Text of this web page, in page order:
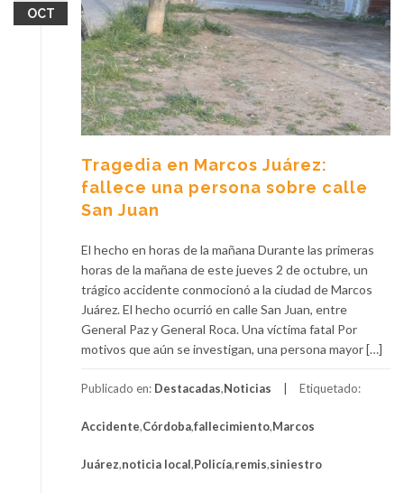
OCT
Tragedia en Marcos Juárez:
fallece una persona sobre calle
San Juan
El hecho en horas de la mañana Durante las primeras
horas de la mañana de este jueves 2 de octubre, un
trágico accidente conmocionó a la ciudad de Marcos
Juárez. El hecho ocurrió en calle San Juan, entre
General Paz y General Roca. Una víctima fatal Por
motivos que aún se investigan, una persona mayor […]
Publicado en: Destacadas,Noticias Etiquetado:
Accidente,Córdoba,fallecimiento,Marcos
Juárez,noticia local,Policía,remis,siniestro